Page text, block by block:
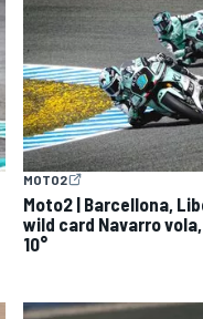
MOTO2
Moto2 | Barcellona,
wild card Navarro
10°